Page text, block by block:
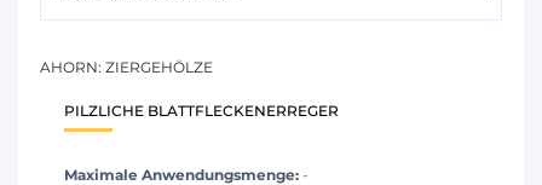
AHORN: ZIERGEHÖLZE
PILZLICHE BLATTFLECKENERREGER
Maximale Anwendungsmenge: -